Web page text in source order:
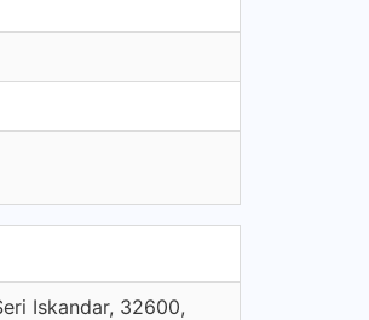
Iskandar, 32600,